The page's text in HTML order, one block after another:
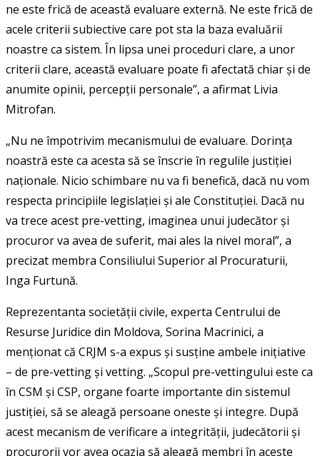
ne este frică de această evaluare externă. Ne este frică de
acele criterii subiective care pot sta la baza evaluării
noastre ca sistem. În lipsa unei proceduri clare, a unor
criterii clare, această evaluare poate fi afectată chiar și de
anumite opinii, percepții personale”, a afirmat Livia
Mitrofan.
„Nu ne împotrivim mecanismului de evaluare. Dorința
noastră este ca acesta să se înscrie în regulile justiției
naționale. Nicio schimbare nu va fi benefică, dacă nu vom
respecta principiile legislației și ale Constituției. Dacă nu
va trece acest pre-vetting, imaginea unui judecător și
procuror va avea de suferit, mai ales la nivel moral”, a
precizat membra Consiliului Superior al Procuraturii,
Inga Furtună.
Reprezentanta societății civile, experta Centrului de
Resurse Juridice din Moldova, Sorina Macrinici, a
menționat că CRJM s-a expus și susține ambele inițiative
– de pre-vetting și vetting. „Scopul pre-vettingului este ca
în CSM și CSP, organe foarte importante din sistemul
justiției, să se aleagă persoane oneste și integre. După
acest mecanism de verificare a integrității, judecătorii și
procurorii vor avea ocazia să aleagă membri în aceste